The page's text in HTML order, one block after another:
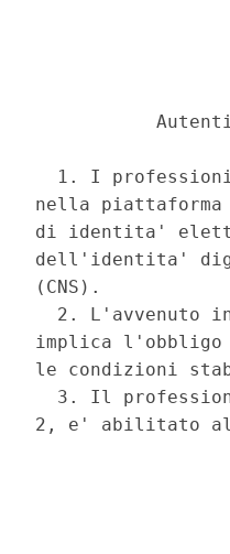
1. I
nella
di identita'
dell'identita'
(CNS).
2. L'avvenuto
implica l'obbligo
le condizioni
3. Il